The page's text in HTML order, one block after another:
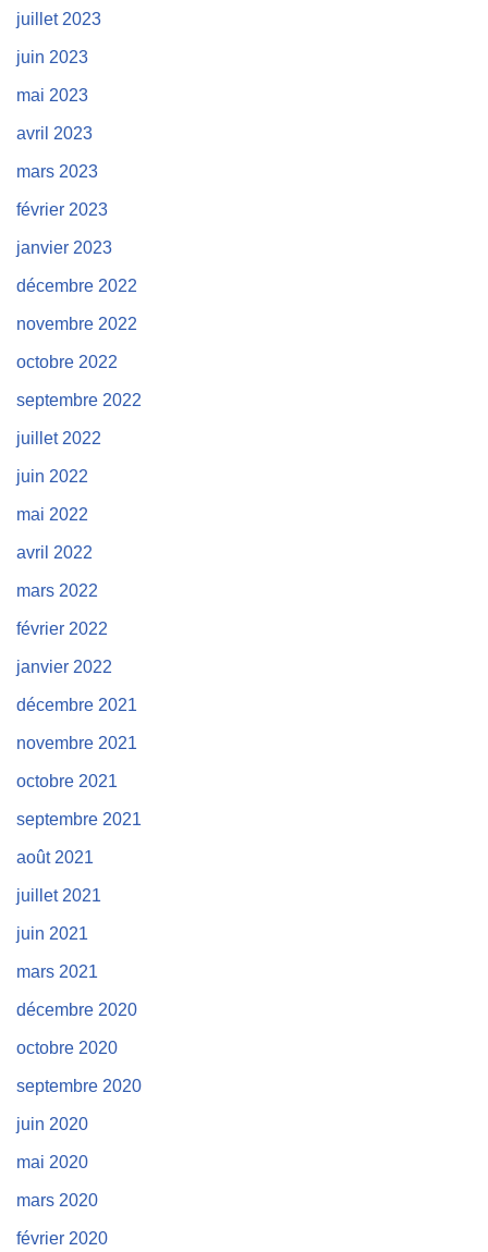
juillet 2023
juin 2023
mai 2023
avril 2023
mars 2023
février 2023
janvier 2023
décembre 2022
novembre 2022
octobre 2022
septembre 2022
juillet 2022
juin 2022
mai 2022
avril 2022
mars 2022
février 2022
janvier 2022
décembre 2021
novembre 2021
octobre 2021
septembre 2021
août 2021
juillet 2021
juin 2021
mars 2021
décembre 2020
octobre 2020
septembre 2020
juin 2020
mai 2020
mars 2020
février 2020